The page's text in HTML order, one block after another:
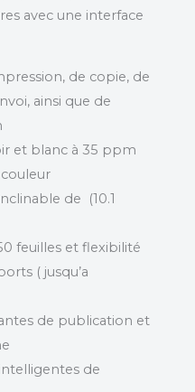
avec une interface
de copie, de
ainsi que de
et blanc à 35 ppm
de (10.1
feuilles et flexibilité
( jusqu’a
de publication et
de